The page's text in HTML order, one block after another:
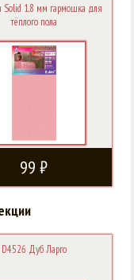
Solid 1.8 мм гармошка для
тёплого пола
99 ₽
D4526 Дуб Ларго